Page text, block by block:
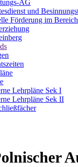
AG
und
Förderung im
Lehrpläne Sek I
Lehrpläne Sek II